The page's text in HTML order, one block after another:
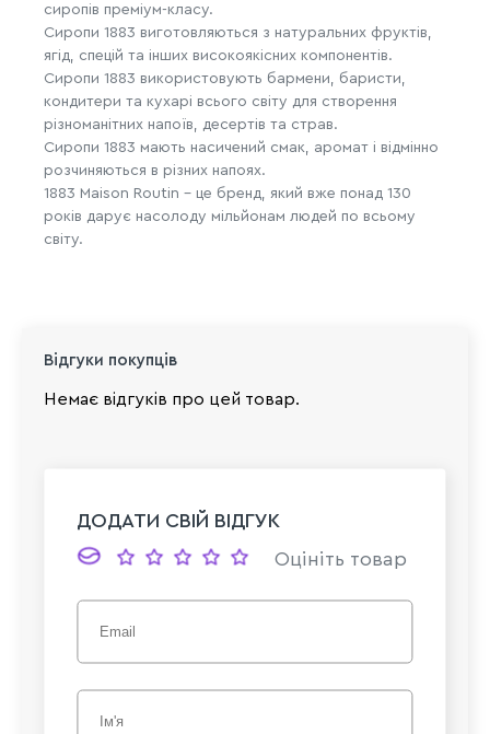
сиропів преміум-класу.
Сиропи 1883 виготовляються з натуральних фруктів,
ягід, спецій та інших високоякісних компонентів.
Сиропи 1883 використовують бармени, баристи,
кондитери та кухарі всього світу для створення
різноманітних напоїв, десертів та страв.
Сиропи 1883 мають насичений смак, аромат і відмінно
розчиняються в різних напоях.
1883 Maison Routin – це бренд, який вже понад 130
років дарує насолоду мільйонам людей по всьому
світу.
Відгуки покупців
Немає відгуків про цей товар.
ДОДАТИ СВІЙ ВІДГУК
Оцініть товар